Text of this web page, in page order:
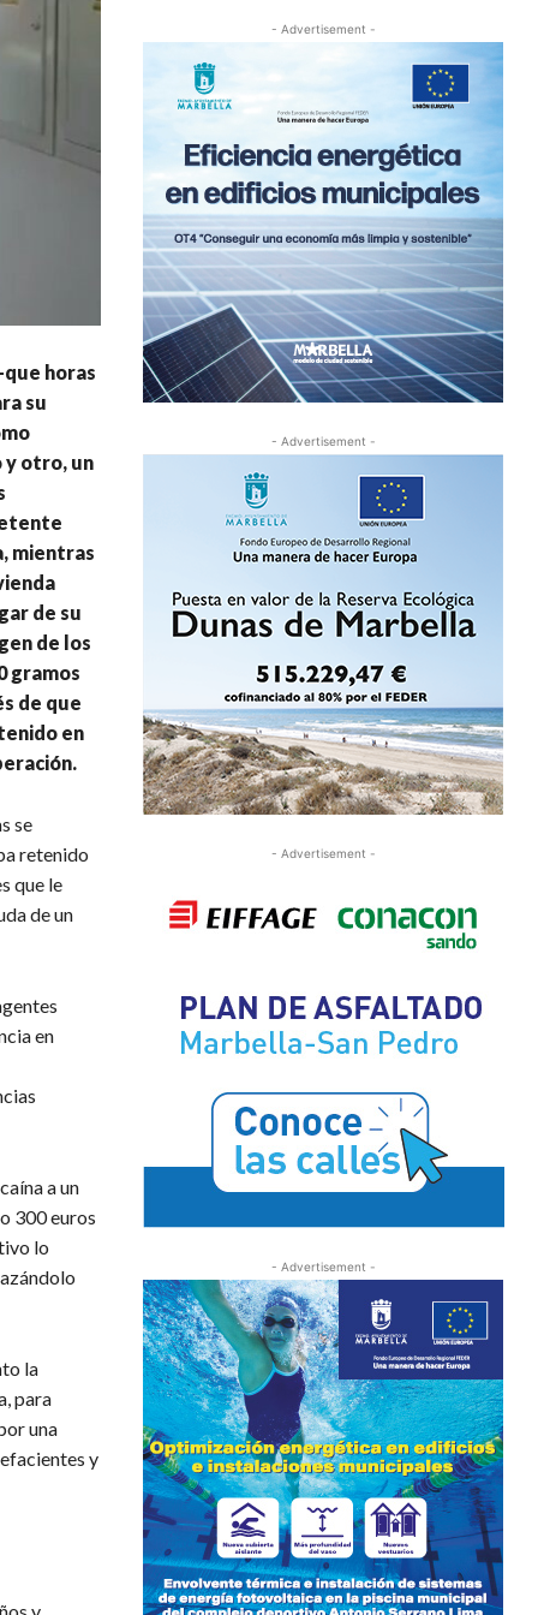
horas
su
y otro, un
mientras
de su
de los
gramos
de que
en
se
retenido
que le
de un
en
a un
300 euros
lo
la
para
una
y
- Advertisement -
- Advertisement -
- Advertisement -
- Advertisement -